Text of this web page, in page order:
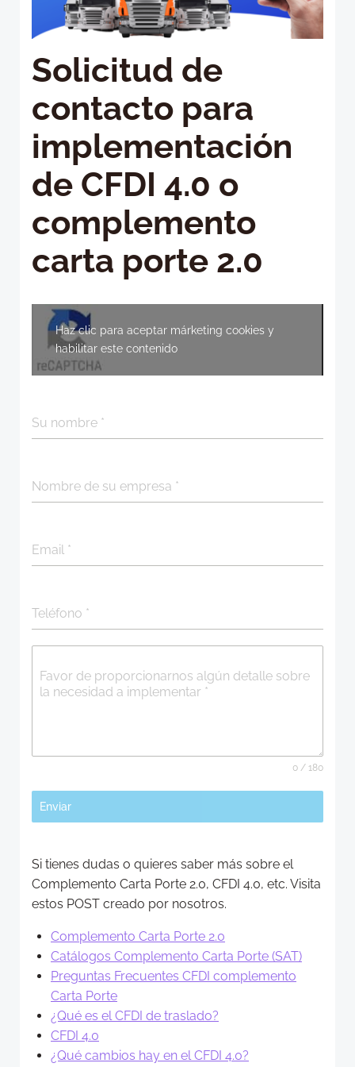
Solicitud de
contacto para
implementación
de CFDI 4.0 o
complemento
carta porte 2.0
Haz clic para aceptar márketing cookies y
habilitar este contenido
Su nombre *
Nombre de su empresa *
Email *
Teléfono *
Favor de proporcionarnos algún detalle sobre
la necesidad a implementar *
0 / 180
Enviar
Si tienes dudas o quieres saber más sobre el
Complemento Carta Porte 2.0, CFDI 4.0, etc. Visita
estos POST creado por nosotros.
Complemento Carta Porte 2.0
Catálogos Complemento Carta Porte (SAT)
Preguntas Frecuentes CFDI complemento
Carta Porte
¿Qué es el CFDI de traslado?
CFDI 4.0
¿Qué cambios hay en el CFDI 4.0?